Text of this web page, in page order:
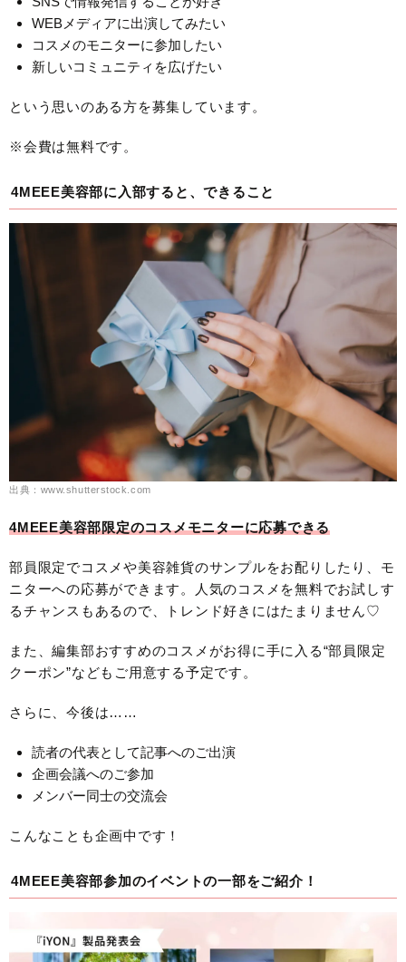
WEBメディアに出演してみたい
コスメのモニターに参加したい
新しいコミュニティを広げたい
という思いのある方を募集しています。
※会費は無料です。
4MEEE美容部に入部すると、できること
出典：www.shutterstock.com
4MEEE美容部限定のコスメモニターに応募できる
部員限定でコスメや美容雑貨のサンプルをお配りしたり、モ
ニターへの応募ができます。人気のコスメを無料でお試しす
るチャンスもあるので、トレンド好きにはたまりません♡
また、編集部おすすめのコスメがお得に手に入る“部員限定
クーポン”などもご用意する予定です。
さらに、今後は……
読者の代表として記事へのご出演
企画会議へのご参加
メンバー同士の交流会
こんなことも企画中です！
4MEEE美容部参加のイベントの一部をご紹介！